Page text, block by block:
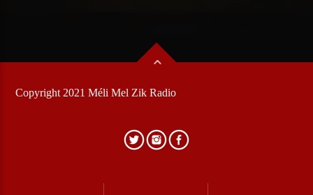
Copyright 2021 Méli Mel Zik Radio